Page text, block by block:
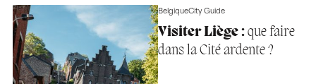
BelgiqueCity Guide
Visiter Liège :que faire
dans la Cité ardente ?